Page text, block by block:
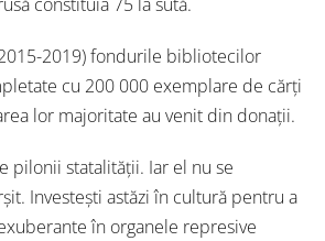
2019) fondurile bibliotecilor
cu 200 000 exemplare de cărți
lor majoritate au venit din donații.
pilonii statalității. Iar el nu se
Investești astăzi în cultură pentru a
în organele represive